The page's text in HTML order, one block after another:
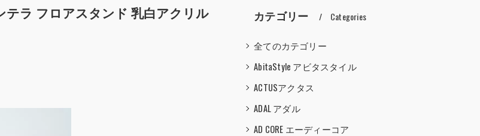
テラ フロアスタンド 乳白アクリル
カテゴリー Categories
全てのカテゴリー
AbitaStyle アビタスタイル
ACTUSアクタス
ADAL アダル
AD CORE エーディーコア